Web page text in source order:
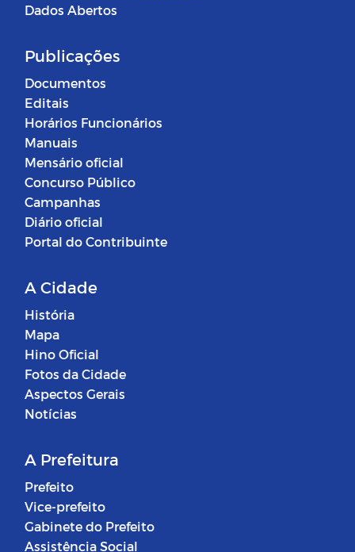
Dados Abertos
Publicações
Documentos
Editais
Horários Funcionários
Manuais
Mensário oficial
Concurso Público
Campanhas
Diário oficial
Portal do Contribuinte
A Cidade
História
Mapa
Hino Oficial
Fotos da Cidade
Aspectos Gerais
Notícias
A Prefeitura
Prefeito
Vice-prefeito
Gabinete do Prefeito
Assistência Social